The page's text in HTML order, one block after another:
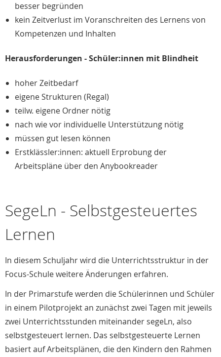
besser begründen
kein Zeitverlust im Voranschreiten des Lernens von
Kompetenzen und Inhalten
Herausforderungen - Schüler:innen mit Blindheit
hoher Zeitbedarf
eigene Strukturen (Regal)
teilw. eigene Ordner nötig
nach wie vor individuelle Unterstützung nötig
müssen gut lesen können
Erstklässler:innen: aktuell Erprobung der
Arbeitspläne über den Anybookreader
SegeLn - Selbstgesteuertes
Lernen
In diesem Schuljahr wird die Unterrichtsstruktur in der
Focus-Schule weitere Änderungen erfahren.
In der Primarstufe werden die Schülerinnen und Schüler
in einem Pilotprojekt an zunächst zwei Tagen mit jeweils
zwei Unterrichtsstunden miteinander segeLn, also
selbstgesteuert lernen. Das selbstgesteuerte Lernen
basiert auf Arbeitsplänen, die den Kindern den Rahmen